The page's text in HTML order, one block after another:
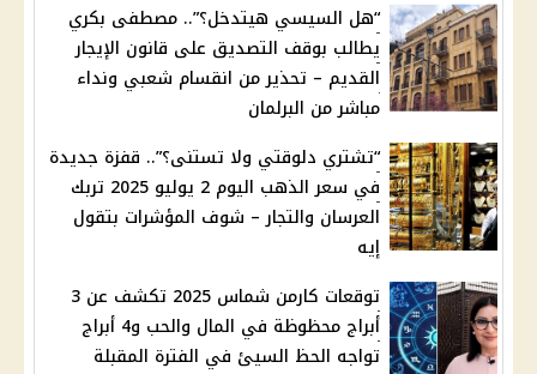
“هل السيسي هيتدخل؟”.. مصطفى بكري
يطالب بوقف التصديق على قانون الإيجار
القديم – تحذير من انقسام شعبي ونداء
مباشر من البرلمان
“تشتري دلوقتي ولا تستنى؟”.. قفزة جديدة
في سعر الذهب اليوم 2 يوليو 2025 تربك
العرسان والتجار – شوف المؤشرات بتقول
إيه
توقعات كارمن شماس 2025 تكشف عن 3
أبراج محظوظة في المال والحب و4 أبراج
تواجه الحظ السيئ في الفترة المقبلة